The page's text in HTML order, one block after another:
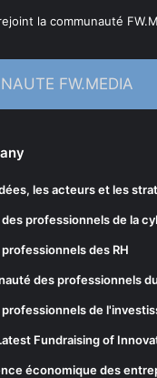
la communauté
FW.MEDIA
les acteurs et les
professionnels de la
des RH
des professionnels
de
Fundraising of
économique des